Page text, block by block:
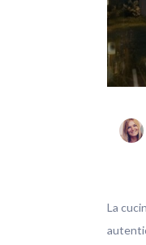
La